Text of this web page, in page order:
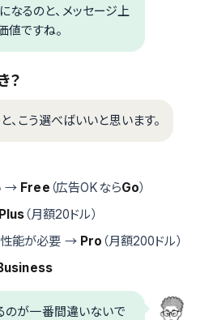
るのと、メッセージ上
値ですね。
？
、こう選べばいいと思います。
→ Free （広告OKならGo）
Plus （月額20ドル）
性能が必要 → Pro （月額200ドル）
のが一番間違いないで